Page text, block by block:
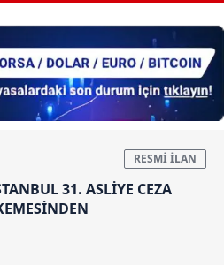
31. ASLİYE CEZA